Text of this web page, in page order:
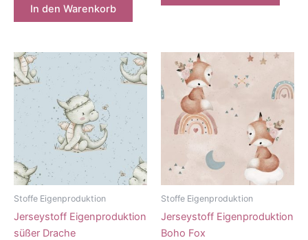
In den Warenkorb
Stoffe Eigenproduktion
Jerseystoff Eigenproduktion
süßer Drache
Stoffe Eigenproduktion
Jerseystoff Eigenproduktion
Boho Fox